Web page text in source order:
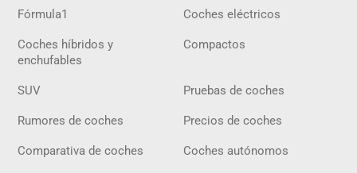
Fórmula1 Coches eléctricos
Coches híbridos y
enchufables
Compactos
SUV Pruebas de coches
Rumores de coches Precios de coches
Comparativa de coches Coches autónomos